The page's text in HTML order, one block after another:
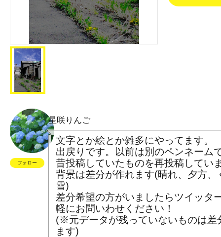
フォロー
星咲りんご
文字とか絵とか雑多にやってます。
出戻りです。以前は別のペンネーム
昔投稿していたものを再投稿してい
背景は差分が作れます(晴れ、夕方
雪)
差分希望の方がいましたらツイッタ
軽にお問いわせください！
(※元データが残っていないものは差
ます)